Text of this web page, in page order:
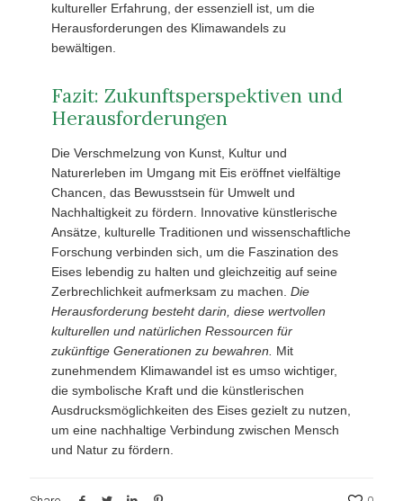
kultureller Erfahrung, der essenziell ist, um die
Herausforderungen des Klimawandels zu
bewältigen.
Fazit: Zukunftsperspektiven und
Herausforderungen
Die Verschmelzung von Kunst, Kultur und
Naturerleben im Umgang mit Eis eröffnet vielfältige
Chancen, das Bewusstsein für Umwelt und
Nachhaltigkeit zu fördern. Innovative künstlerische
Ansätze, kulturelle Traditionen und wissenschaftliche
Forschung verbinden sich, um die Faszination des
Eises lebendig zu halten und gleichzeitig auf seine
Zerbrechlichkeit aufmerksam zu machen. Die
Herausforderung besteht darin, diese wertvollen
kulturellen und natürlichen Ressourcen für
zukünftige Generationen zu bewahren.
Mit
zunehmendem Klimawandel ist es umso wichtiger,
die symbolische Kraft und die künstlerischen
Ausdrucksmöglichkeiten des Eises gezielt zu nutzen,
um eine nachhaltige Verbindung zwischen Mensch
und Natur zu fördern.